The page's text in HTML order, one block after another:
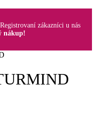
Registrovaní zákazníci u nás
nákup!